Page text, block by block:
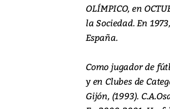
OLÍMPICO, en
la Sociedad. En
España.
Como jugador de
y en Clubes de
Gijón, (1993).